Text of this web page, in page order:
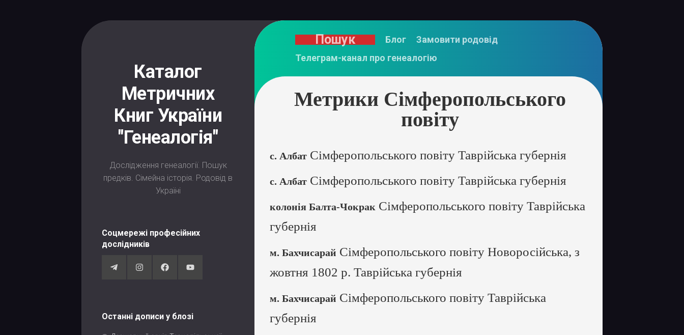
Каталог
Метричних
Книг України
"Генеалогія"
Дослідження генеалогії. Пошук
предків. Сімейна історія. Родовід в
Україні
Соцмережі професійних
дослідників
Останні дописи у блозі
Пошук Блог
Замовити родовід
Телеграм-канал про генеалогію
Метрики Сімферопольського
повіту
с. Албат Сімферопольського повіту Таврійська губернія
с. Албат Сімферопольського повіту Таврійська губернія
колонія Балта-Чокрак Сімферопольського повіту Таврійська
губернія
м. Бахчисарай Сімферопольського повіту Новоросійська, з
жовтня 1802 р. Таврійська губернія
м. Бахчисарай Сімферопольського повіту Таврійська
губернія